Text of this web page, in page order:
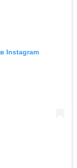
Instagram